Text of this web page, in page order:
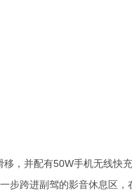
，并配有50W手机无线快
步跨进副驾的影音休息区